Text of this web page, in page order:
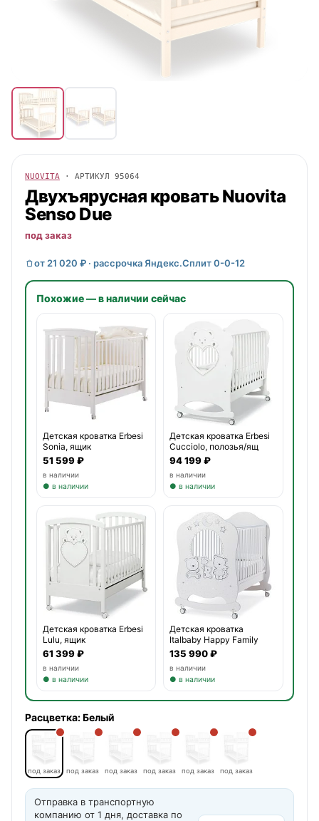
NUOVITA · АРТИКУЛ 95064
Двухъярусная кроватьNuovita
Senso Due
под заказ
от 21 020 ₽ · рассрочка Яндекс.Сплит 0-0-12
Похожие — в наличии сейчас
Детская кроватка Erbesi
Sonia, ящик
51 599 ₽
в наличии
● в наличии
Детская кроватка Erbesi
Cucciolo, полозья/ящ
94 199 ₽
в наличии
● в наличии
Детская кроватка Erbesi
Lulu, ящик
61 399 ₽
в наличии
● в наличии
Детская кроватка
Italbaby Happy Family
Oblo,
135 990 ₽
в наличии
● в наличии
Расцветка:Белый
под заказ под заказ под заказ под заказ под заказ под заказ
Отправка в транспортную
компанию от 1 дня, доставка по